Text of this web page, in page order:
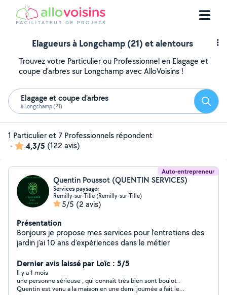
Elagueurs à Longchamp (21) et alentours
Trouvez votre Particulier ou Professionnel en Elagage et
coupe d'arbres sur Longchamp avec AlloVoisins !
Elagage et coupe d'arbres
à Longchamp (21)
1 Particulier et 7 Professionnels répondent
-
4,3/5 (122 avis)
Auto-entrepreneur
Quentin Poussot (QUENTIN SERVICES)
Services paysager
Remilly-sur-Tille (Remilly-sur-Tille)
5/5 (2 avis)
Présentation
Bonjours je propose mes services pour l'entretiens des
jardin j'ai 10 ans d'expériences dans le métier
Dernier avis laissé par Loïc : 5/5
Il y a 1 mois
une personne sérieuse , qui connait très bien sont boulot .
Quentin est venu a la maison en une demi journée a fait le